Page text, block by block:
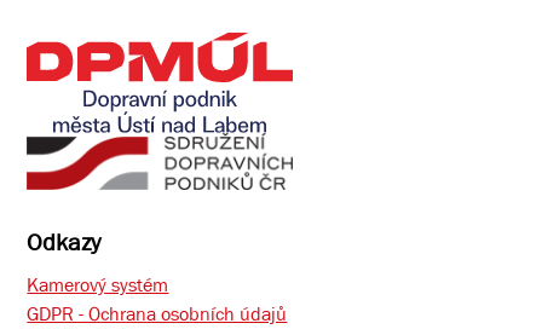
Odkazy
Kamerový systém
GDPR - Ochrana osobních údajů